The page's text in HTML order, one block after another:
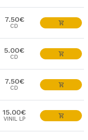
7.50€
CD
5.00€
CD
7.50€
CD
15.00€
VINIL LP